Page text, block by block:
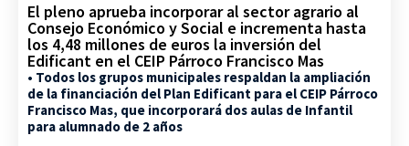
El pleno aprueba incorporar al sector agrario al
Consejo Económico y Social e incrementa hasta
los 4,48 millones de euros la inversión del
Edificant en el CEIP Párroco Francisco Mas
• Todos los grupos municipales respaldan la ampliación
de la financiación del Plan Edificant para el CEIP Párroco
Francisco Mas, que incorporará dos aulas de Infantil
para alumnado de 2 años